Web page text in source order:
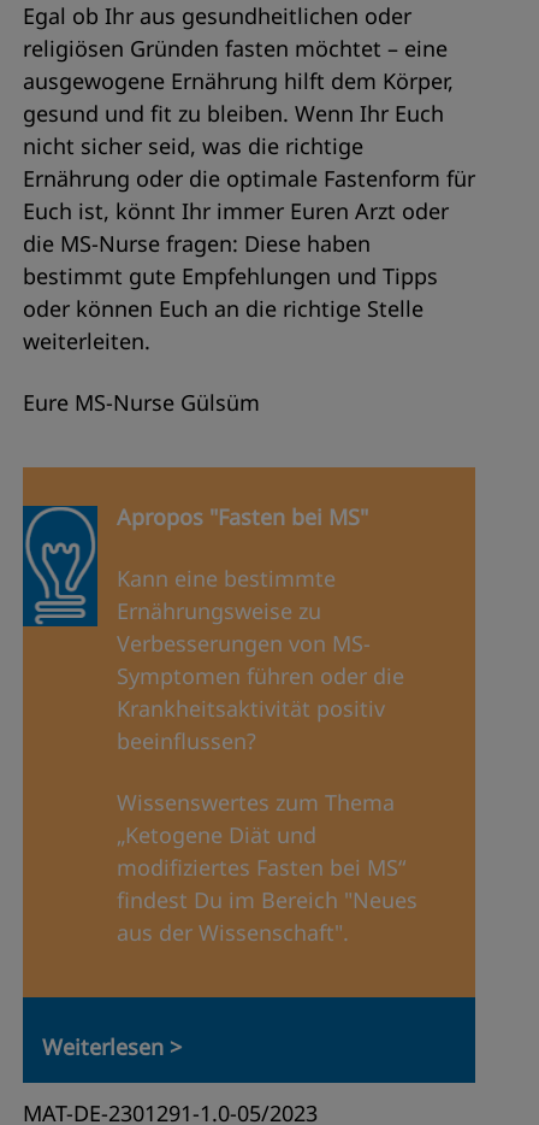
Egal ob Ihr aus gesundheitlichen oder
religiösen Gründen fasten möchtet – eine
ausgewogene Ernährung hilft dem Körper,
gesund und fit zu bleiben. Wenn Ihr Euch
nicht sicher seid, was die richtige
Ernährung oder die optimale Fastenform für
Euch ist, könnt Ihr immer Euren Arzt oder
die MS-Nurse fragen: Diese haben
bestimmt gute Empfehlungen und Tipps
oder können Euch an die richtige Stelle
weiterleiten.
Eure MS-Nurse Gülsüm
Apropos "Fasten bei MS"
Kann eine bestimmte
Ernährungsweise zu
Verbesserungen von MS-
Symptomen führen oder die
Krankheitsaktivität positiv
beeinflussen?
Wissenswertes zum Thema
„Ketogene Diät und
modifiziertes Fasten bei MS“
findest Du im Bereich "Neues
aus der Wissenschaft".
Weiterlesen >
MAT-DE-2301291-1.0-05/2023